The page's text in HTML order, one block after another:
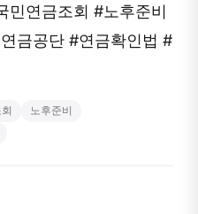
민연금조회 #노후준비
금공단 #연금확인법 #
노후준비